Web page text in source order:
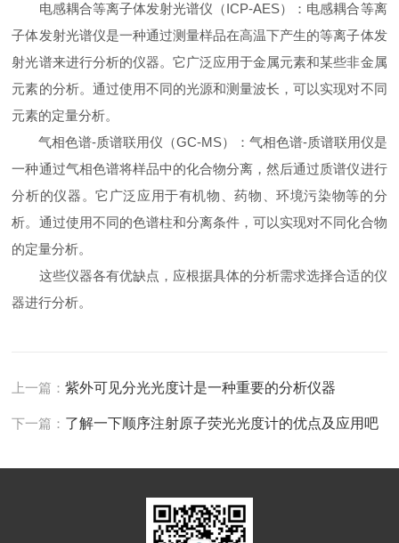
电感耦合等离子体发射光谱仪（ICP-AES）：电感耦合等离
子体发射光谱仪是一种通过测量样品在高温下产生的等离子体发
射光谱来进行分析的仪器。它广泛应用于金属元素和某些非金属
元素的分析。通过使用不同的光源和测量波长，可以实现对不同
元素的定量分析。
气相色谱-质谱联用仪（GC-MS）：气相色谱-质谱联用仪是
一种通过气相色谱将样品中的化合物分离，然后通过质谱仪进行
分析的仪器。它广泛应用于有机物、药物、环境污染物等的分
析。通过使用不同的色谱柱和分离条件，可以实现对不同化合物
的定量分析。
这些仪器各有优缺点，应根据具体的分析需求选择合适的仪
器进行分析。
上一篇：紫外可见分光光度计是一种重要的分析仪器
下一篇： 了解一下顺序注射原子荧光光度计的优点及应用吧